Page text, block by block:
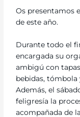
Os presentamos
de este año.
Durante todo el
encargada su
ambigú con
bebidas, tómbola
Además, el
feligresía la
acompañada de